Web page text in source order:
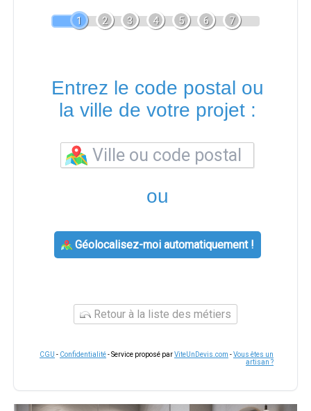
1 2 3 4 5 6 7
Entrez le code postal ou
la ville de votre projet :
ou
Géolocalisez-moi automatiquement !
Retour à la liste des métiers
CGU - Confidentialité- Service proposé parViteUnDevis.com -Vous êtes un
artisan ?